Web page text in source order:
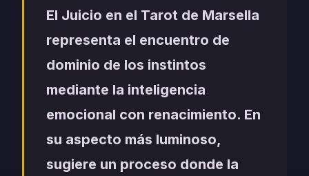
El Juicio en el Tarot de Marsella
representa el encuentro de
dominio de los instintos
mediante la inteligencia
emocional con renacimiento. En
su aspecto más luminoso,
sugiere un proceso donde la